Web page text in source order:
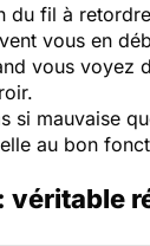
du fil à
vous en
vous voyez
si mauvaise
au bon
véritable